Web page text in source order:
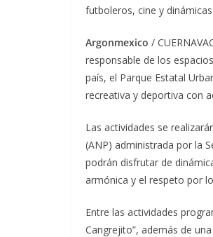
futboleros, cine y
Argonmexico /
responsable de los
país, el Parque Estatal
recreativa y deportiva con
Las actividades se
(ANP) administrada por la
podrán disfrutar de
armónica y el respeto por
Entre las actividades
Cangrejito”, además de